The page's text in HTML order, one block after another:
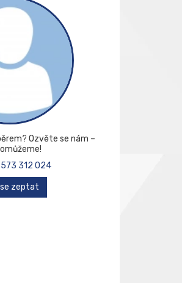
Ozvěte se nám –
312 024
zeptat